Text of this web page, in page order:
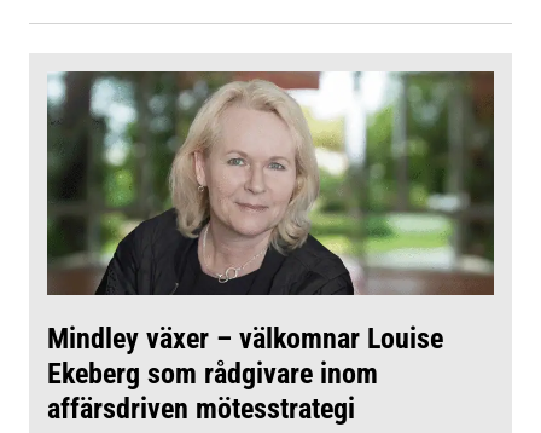
Mindley växer – välkomnar Louise
Ekeberg som rådgivare inom
affärsdriven mötesstrategi